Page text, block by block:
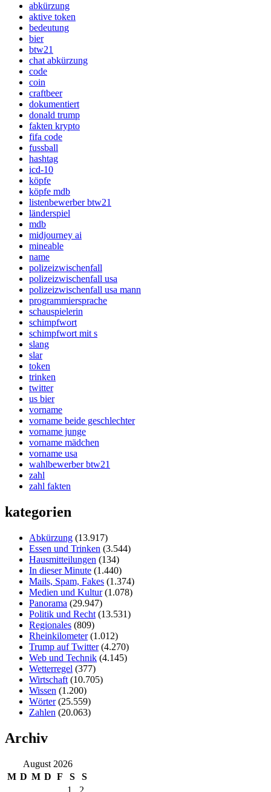
abkürzung
aktive token
bedeutung
bier
btw21
chat abkürzung
code
coin
craftbeer
dokumentiert
donald trump
fakten krypto
fifa code
fussball
hashtag
icd-10
köpfe
köpfe mdb
listenbewerber btw21
länderspiel
mdb
midjourney ai
mineable
name
polizeizwischenfall
polizeizwischenfall usa
polizeizwischenfall usa mann
programmiersprache
schauspielerin
schimpfwort
schimpfwort mit s
slang
slar
token
trinken
twitter
us bier
vorname
vorname beide geschlechter
vorname junge
vorname mädchen
vorname usa
wahlbewerber btw21
zahl
zahl fakten
kategorien
Abkürzung (13.917)
Essen und Trinken (3.544)
Hausmitteilungen (134)
In dieser Minute (1.440)
Mails, Spam, Fakes (1.374)
Medien und Kultur(1.078)
Panorama (29.947)
Politik und Recht (13.531)
Regionales (809)
Rheinkilometer(1.012)
Trump auf Twitter(4.270)
Web und Technik (4.145)
Wetterregel (377)
Wirtschaft (10.705)
Wissen (1.200)
Wörter(25.559)
Zahlen (20.063)
Archiv
August 2026
M D M D F S
S
1
2